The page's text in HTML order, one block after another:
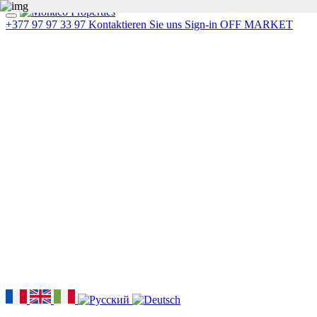
+377 97 97 33 97 Kontaktieren Sie uns Sign-in OFF MARKET